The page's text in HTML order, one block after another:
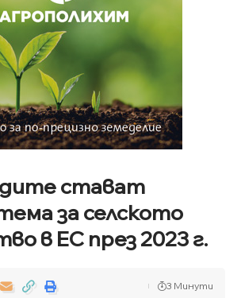
стават
за селското
в ЕС през 2023 г.
3 Минути